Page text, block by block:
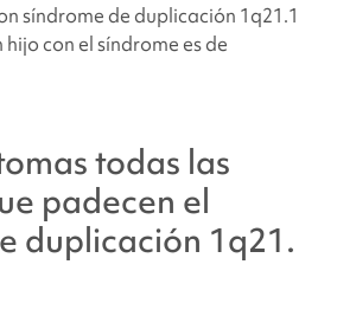
síndrome de duplicación 1q21.1
con el síndrome es de
todas las
padecen el
duplicación 1q21.